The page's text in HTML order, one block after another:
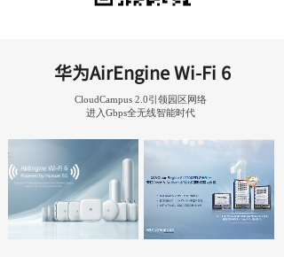
CloudCampus 2.0引领园区网络
进入Gbps全无线智能时代
华为AirEngine Wi-Fi 6